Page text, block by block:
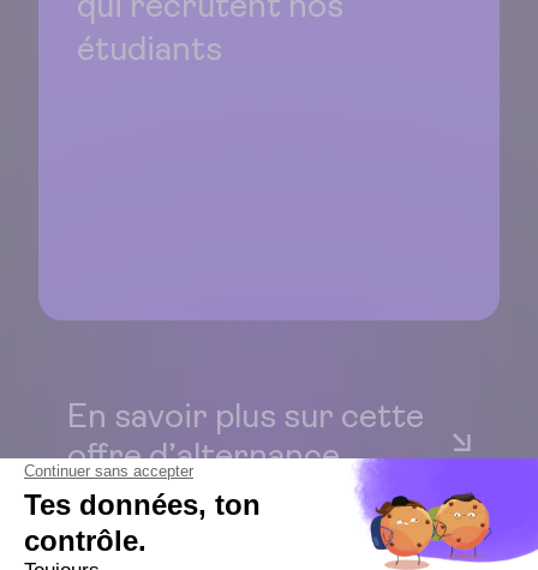
qui recrutent nos
étudiants
En savoir plus sur cette
offre d’alternance
Tu fais cette demande en tant que…